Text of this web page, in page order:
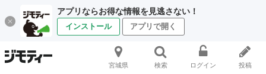
アプリならお得な情報を見逃さない！
インストール アプリで開く
宮城県 検索 ログイン 投稿